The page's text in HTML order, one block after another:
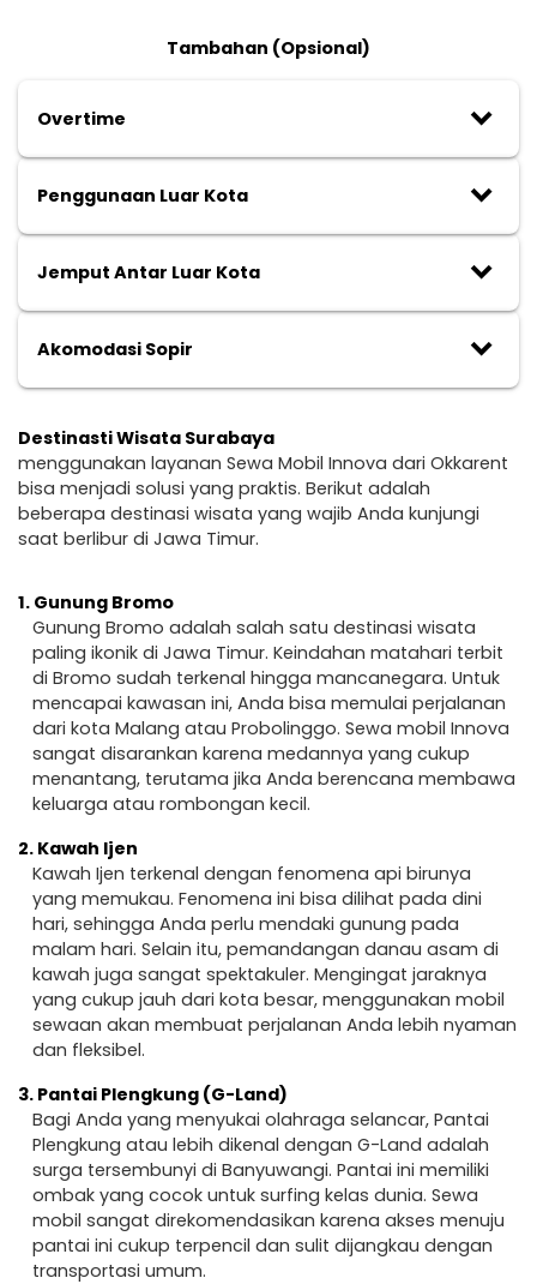
Tambahan (Opsional)
Overtime keyboard_arrow_down
Penggunaan Luar Kota keyboard_arrow_down
Jemput Antar Luar Kota keyboard_arrow_down
Akomodasi Sopir keyboard_arrow_down
Destinasti Wisata Surabaya
menggunakan layanan Sewa Mobil Innova dari Okkarent
bisa menjadi solusi yang praktis. Berikut adalah
beberapa destinasi wisata yang wajib Anda kunjungi
saat berlibur di Jawa Timur.
1. Gunung Bromo
Gunung Bromo adalah salah satu destinasi wisata
paling ikonik di Jawa Timur. Keindahan matahari terbit
di Bromo sudah terkenal hingga mancanegara. Untuk
mencapai kawasan ini, Anda bisa memulai perjalanan
dari kota Malang atau Probolinggo. Sewa mobil Innova
sangat disarankan karena medannya yang cukup
menantang, terutama jika Anda berencana membawa
keluarga atau rombongan kecil.
2. Kawah Ijen
Kawah Ijen terkenal dengan fenomena api birunya
yang memukau. Fenomena ini bisa dilihat pada dini
hari, sehingga Anda perlu mendaki gunung pada
malam hari. Selain itu, pemandangan danau asam di
kawah juga sangat spektakuler. Mengingat jaraknya
yang cukup jauh dari kota besar, menggunakan mobil
sewaan akan membuat perjalanan Anda lebih nyaman
dan fleksibel.
3. Pantai Plengkung (G-Land)
Bagi Anda yang menyukai olahraga selancar, Pantai
Plengkung atau lebih dikenal dengan G-Land adalah
surga tersembunyi di Banyuwangi. Pantai ini memiliki
ombak yang cocok untuk surfing kelas dunia. Sewa
mobil sangat direkomendasikan karena akses menuju
pantai ini cukup terpencil dan sulit dijangkau dengan
transportasi umum.